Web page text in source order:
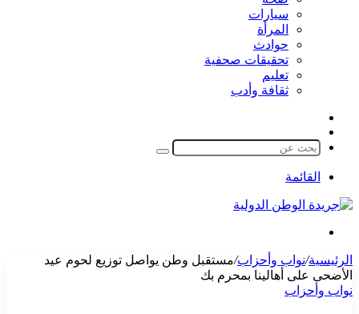
سيارات
المرأة
حوادث
تحقيقات صحفية
تعليم
ثقافة وأدب
المظلم
بحث
القائمة
الرئيسية/نواب وأحزاب/مستقبل وطن يواصل توزيع لحوم عيد
الأضحى على أهالينا بمحرم بك
نواب وأحزاب